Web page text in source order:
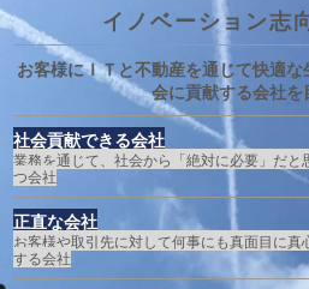
イノベーション志
お客様にＩＴと不動産を通じて快適
会に貢献する会社を
社会貢献できる会社
業務を通じて、社会から「絶対に必要」だ
つ会社
正直な会社
お客様や取引先に対して何事にも真面目に真
する会社